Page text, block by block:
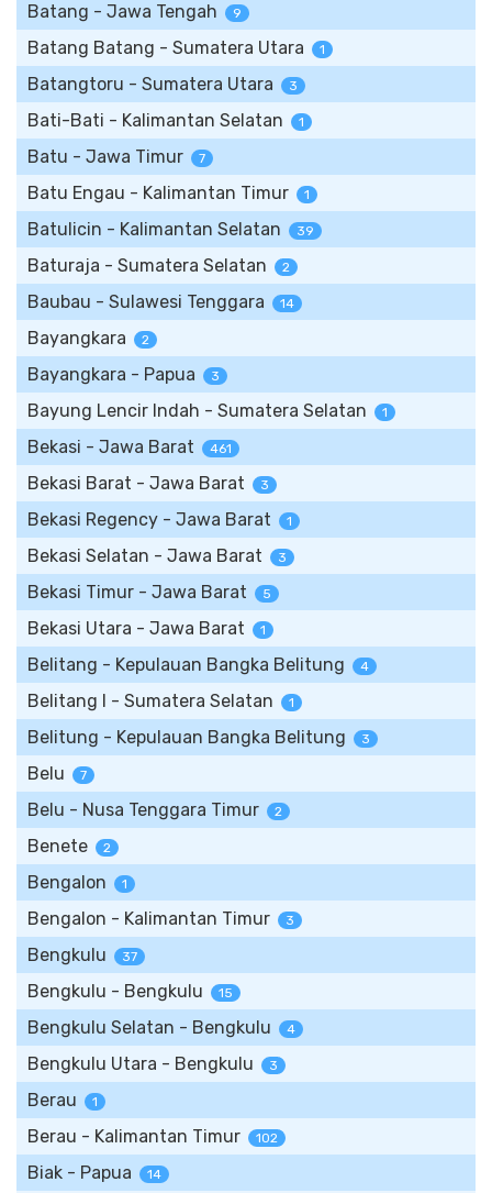
Batang - Jawa Tengah 9
Batang Batang - Sumatera Utara 1
Batangtoru - Sumatera Utara 3
Bati-Bati - Kalimantan Selatan 1
Batu - Jawa Timur 7
Batu Engau - Kalimantan Timur 1
Batulicin - Kalimantan Selatan 39
Baturaja - Sumatera Selatan 2
Baubau - Sulawesi Tenggara 14
Bayangkara 2
Bayangkara - Papua 3
Bayung Lencir Indah - Sumatera Selatan 1
Bekasi - Jawa Barat 461
Bekasi Barat - Jawa Barat 3
Bekasi Regency - Jawa Barat 1
Bekasi Selatan - Jawa Barat 3
Bekasi Timur - Jawa Barat 5
Bekasi Utara - Jawa Barat 1
Belitang - Kepulauan Bangka Belitung 4
Belitang I - Sumatera Selatan 1
Belitung - Kepulauan Bangka Belitung 3
Belu 7
Belu - Nusa Tenggara Timur 2
Benete 2
Bengalon 1
Bengalon - Kalimantan Timur 3
Bengkulu 37
Bengkulu - Bengkulu 15
Bengkulu Selatan - Bengkulu 4
Bengkulu Utara - Bengkulu 3
Berau 1
Berau - Kalimantan Timur 102
Biak - Papua 14